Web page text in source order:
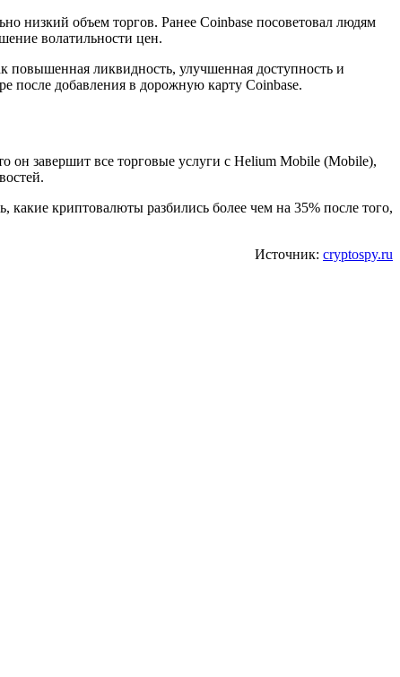
низкий объем торгов. Ранее Coinbase посоветовал людям
волатильности цен.
повышенная ликвидность, улучшенная доступность и
после добавления в дорожную карту Coinbase.
он завершит все торговые услуги с Helium Mobile (Mobile),
криптовалюты разбились более чем на 35% после того,
Источник: cryptospy.ru